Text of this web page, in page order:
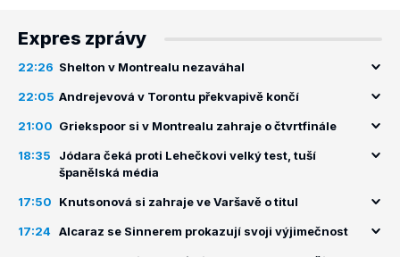
Expres zprávy
22:26 Shelton v Montrealu nezaváhal
22:05 Andrejevová v Torontu překvapivě končí
21:00 Griekspoor si v Montrealu zahraje o čtvrtfinále
18:35
Jódara čeká proti Lehečkovi velký test, tuší
španělská média
17:50 Knutsonová si zahraje ve Varšavě o titul
17:24 Alcaraz se Sinnerem prokazují svoji výjimečnost